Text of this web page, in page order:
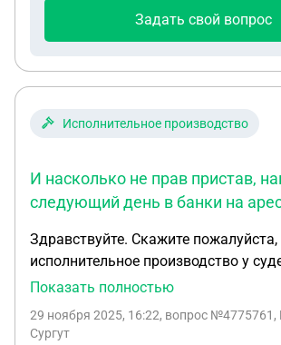
Отец выплачивает алименты по
выплаты без задержек (но эта
алименты по первоначальному
Задать свой вопрос
Исполнительное производство
И насколько не прав пристав,
следующий день в банки на
Здравствуйте. Скажите пожалуйста,
исполнительное производство у
пристава, данным приставом было
удержание 50% с заработной платы.
Показать полностью
29 ноября 2025, 16:22, вопрос №4775761,
Сургут